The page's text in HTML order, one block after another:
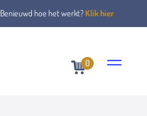
hoe het werkt?Klik hier
0